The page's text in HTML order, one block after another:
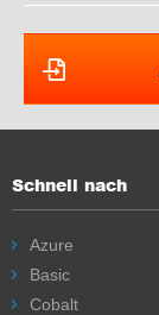
Schnell nach
Azure
Basic
Cobalt